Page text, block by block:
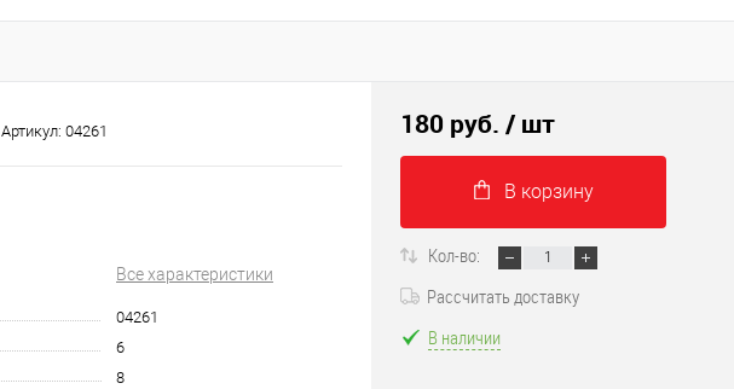
Артикул: 04261
Все характеристики
04261
6
8
180 руб. / шт
В корзину
Кол-во:
Рассчитать доставку
В наличии